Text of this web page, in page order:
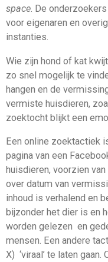
space. De
voor eigenaren en
instanties.
Wie zijn hond of kat
zo snel mogelijk te
hangen en de
vermiste huisdieren,
zoektocht blijkt een
Een online zoektactiek
pagina van een
huisdieren, voorzien
over datum van
inhoud is verhalend en
bijzonder het dier is en
worden gelezen en
mensen. Een andere
X) ‘viraal’ te laten